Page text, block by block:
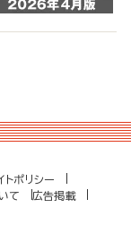
トポリシー
て
広告掲載